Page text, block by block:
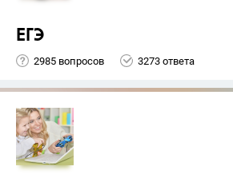
ЕГЭ
2985 вопросов 3273 ответа